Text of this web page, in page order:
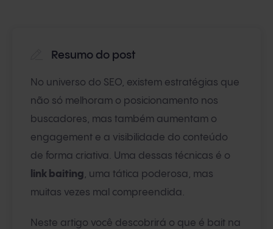
Resumo do post
No universo do SEO, existem estratégias que
não só melhoram o posicionamento nos
buscadores, mas também aumentam o
engagement e a visibilidade do conteúdo
de forma criativa. Uma dessas técnicas é o
link baiting, uma tática poderosa, mas
muitas vezes mal compreendida.
Neste artigo você descobrirá o que é bait na